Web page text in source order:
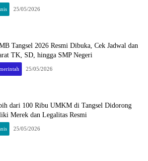
25/05/2026
Tangsel 2026 Resmi Dibuka, Cek Jadwal dan
TK, SD, hingga SMP Negeri
25/05/2026
dari 100 Ribu UMKM di Tangsel Didorong
Merek dan Legalitas Resmi
25/05/2026